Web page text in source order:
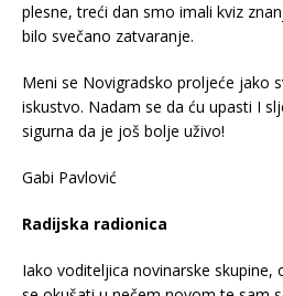
plesne, treći dan smo imali kviz
bilo svečano zatvaranje.
Meni se Novigradsko proljeće jako
iskustvo. Nadam se da ću upasti I
sigurna da je još bolje uživo!
Gabi Pavlović
Radijska radionica
Iako voditeljica novinarske skupine,